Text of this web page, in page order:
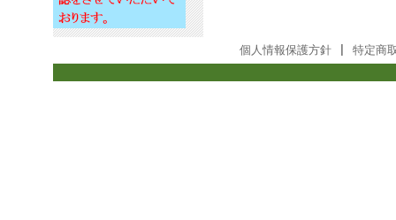
個人情報保護方針 特定商